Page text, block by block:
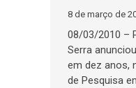
8 de março de
08/03/2010 –
Serra
em dez anos,
de Pesquisa